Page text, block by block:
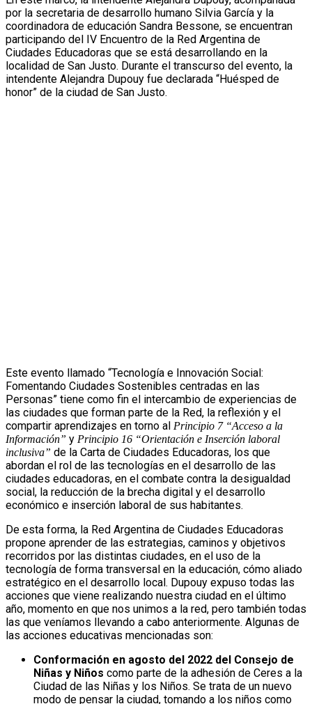
por la secretaria de desarrollo humano Silvia García y la
coordinadora de educación Sandra Bessone, se encuentran
participando del IV Encuentro de la Red Argentina de
Ciudades Educadoras que se está desarrollando en la
localidad de San Justo. Durante el transcurso del evento, la
intendente Alejandra Dupouy fue declarada “Huésped de
honor” de la ciudad de San Justo.
Este evento llamado “Tecnología e Innovación Social:
Fomentando Ciudades Sostenibles centradas en las
Personas” tiene como fin el intercambio de experiencias de
las ciudades que forman parte de la Red, la reflexión y el
compartir aprendizajes en torno al Principio 7 “Acceso a la
Información” y Principio 16 “Orientación e Inserción laboral
inclusiva” de la Carta de Ciudades Educadoras, los que
abordan el rol de las tecnologías en el desarrollo de las
ciudades educadoras, en el combate contra la desigualdad
social, la reducción de la brecha digital y el desarrollo
económico e inserción laboral de sus habitantes.
De esta forma, la Red Argentina de Ciudades Educadoras
propone aprender de las estrategias, caminos y objetivos
recorridos por las distintas ciudades, en el uso de la
tecnología de forma transversal en la educación, cómo aliado
estratégico en el desarrollo local. Dupouy expuso todas las
acciones que viene realizando nuestra ciudad en el último
año, momento en que nos unimos a la red, pero también todas
las que veníamos llevando a cabo anteriormente. Algunas de
las acciones educativas mencionadas son:
Conformación en agosto del 2022 del Consejo de
Niñas y Niños como parte de la adhesión de Ceres a la
Ciudad de las Niñas y los Niños. Se trata de un nuevo
modo de pensar la ciudad, tomando a los niños como